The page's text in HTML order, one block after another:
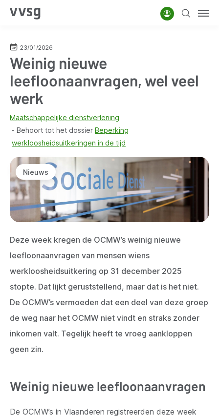
Overslaan
inhoud
gaan
AccountZoeken
23/01/2026
Weinig nieuwe
leefloonaanvragen, wel veel
werk
Maatschappelijke dienstverlening
Behoort tot het dossier Beperking
werkloosheidsuitkeringen in de tijd
Nieuws
Deze week kregen de OCMW’s weinig nieuwe
leefloonaanvragen van mensen wiens
werkloosheidsuitkering op 31 december 2025
stopte. Dat lijkt geruststellend, maar dat is het niet.
De OCMW’s vermoeden dat een deel van deze groep
de weg naar het OCMW niet vindt en straks zonder
inkomen valt. Tegelijk heeft te vroeg aankloppen
geen zin.
Weinig nieuwe leefloonaanvragen
De OCMW’s in Vlaanderen registreerden deze week